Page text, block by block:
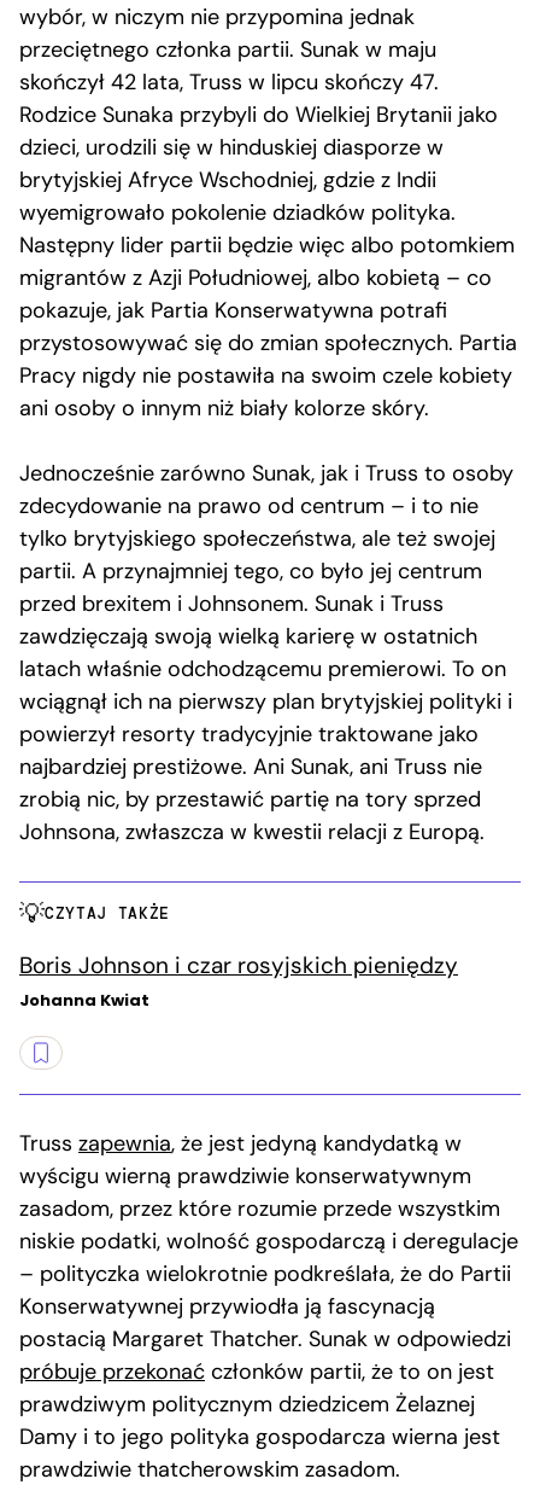
wybór, w niczym nie przypomina jednak
przeciętnego członka partii. Sunak w maju
skończył 42 lata, Truss w lipcu skończy 47.
Rodzice Sunaka przybyli do Wielkiej Brytanii jako
dzieci, urodzili się w hinduskiej diasporze w
brytyjskiej Afryce Wschodniej, gdzie z Indii
wyemigrowało pokolenie dziadków polityka.
Następny lider partii będzie więc albo potomkiem
migrantów z Azji Południowej, albo kobietą – co
pokazuje, jak Partia Konserwatywna potrafi
przystosowywać się do zmian społecznych. Partia
Pracy nigdy nie postawiła na swoim czele kobiety
ani osoby o innym niż biały kolorze skóry.
Jednocześnie zarówno Sunak, jak i Truss to osoby
zdecydowanie na prawo od centrum – i to nie
tylko brytyjskiego społeczeństwa, ale też swojej
partii. A przynajmniej tego, co było jej centrum
przed brexitem i Johnsonem. Sunak i Truss
zawdzięczają swoją wielką karierę w ostatnich
latach właśnie odchodzącemu premierowi. To on
wciągnął ich na pierwszy plan brytyjskiej polityki i
powierzył resorty tradycyjnie traktowane jako
najbardziej prestiżowe. Ani Sunak, ani Truss nie
zrobią nic, by przestawić partię na tory sprzed
Johnsona, zwłaszcza w kwestii relacji z Europą.
CZYTAJ TAKŻE
Boris Johnson i czar rosyjskich pieniędzy
Johanna Kwiat
Truss zapewnia, że jest jedyną kandydatką w
wyścigu wierną prawdziwie konserwatywnym
zasadom, przez które rozumie przede wszystkim
niskie podatki, wolność gospodarczą i deregulacje
– polityczka wielokrotnie podkreślała, że do Partii
Konserwatywnej przywiodła ją fascynacją
postacią Margaret Thatcher. Sunak w odpowiedzi
próbuje przekonać członków partii, że to on jest
prawdziwym politycznym dziedzicem Żelaznej
Damy i to jego polityka gospodarcza wierna jest
prawdziwie thatcherowskim zasadom.